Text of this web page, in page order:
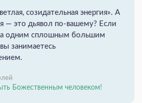
созидательная энергия». А
— это дьявол по-вашему? Если
одним сплошным большим
занимаетесь
Божественным человеком!